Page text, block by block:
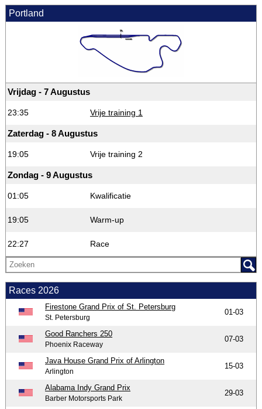
Portland
Vrijdag - 7 Augustus
23:35 Vrije training 1
Zaterdag - 8 Augustus
19:05 Vrije training 2
Zondag - 9 Augustus
01:05 Kwalificatie
19:05 Warm-up
22:27 Race
Races 2026
Firestone Grand Prix of St. Petersburg
St. Petersburg
01-03
Good Ranchers 250
Phoenix Raceway
07-03
Java House Grand Prix of Arlington
Arlington
15-03
Alabama Indy Grand Prix
Barber Motorsports Park
29-03